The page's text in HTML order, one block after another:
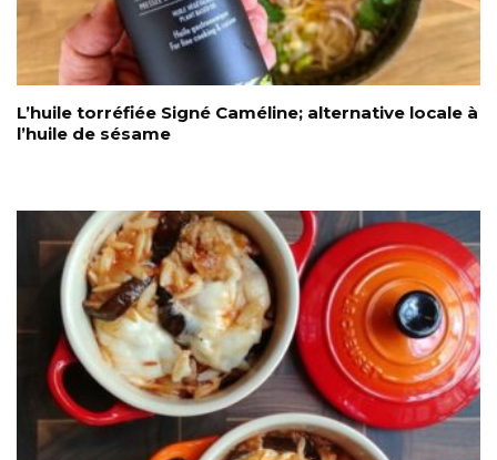
L’huile torréfiée Signé Caméline; alternative locale à
l’huile de sésame